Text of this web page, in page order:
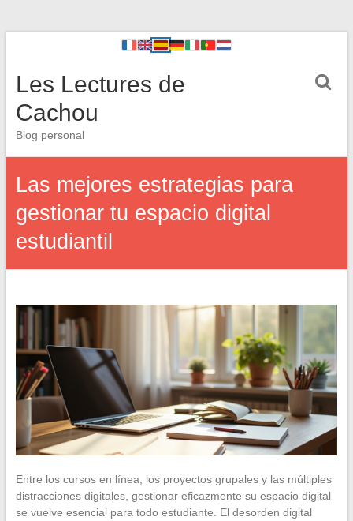
Les Lectures de
Cachou
Blog personal
Las mejores estrategias para
gestionar tu espacio digital
estudiantil
Entre los cursos en línea, los proyectos grupales y las múltiples
distracciones digitales, gestionar eficazmente su espacio digital
se vuelve esencial para todo estudiante. El desorden digital